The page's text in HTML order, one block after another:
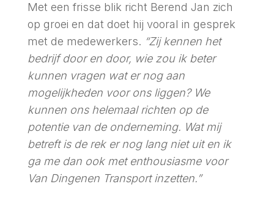
Met een frisse blik richt Berend Jan zich
op groei en dat doet hij vooral in gesprek
met de medewerkers. “Zij kennen het
bedrijf door en door, wie zou ik beter
kunnen vragen wat er nog aan
mogelijkheden voor ons liggen? We
kunnen ons helemaal richten op de
potentie van de onderneming. Wat mij
betreft is de rek er nog lang niet uit en ik
ga me dan ook met enthousiasme voor
Van Dingenen Transport inzetten.”